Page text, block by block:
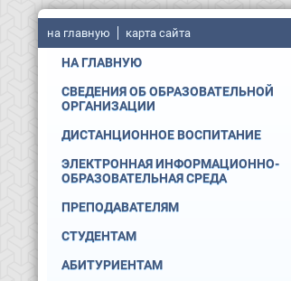
на главную карта сайта
НА ГЛАВНУЮ
СВЕДЕНИЯ ОБ ОБРАЗОВАТЕЛЬНОЙ
ОРГАНИЗАЦИИ
ДИСТАНЦИОННОЕ ВОСПИТАНИЕ
ЭЛЕКТРОННАЯ ИНФОРМАЦИОННО-
ОБРАЗОВАТЕЛЬНАЯ СРЕДА
ПРЕПОДАВАТЕЛЯМ
СТУДЕНТАМ
АБИТУРИЕНТАМ